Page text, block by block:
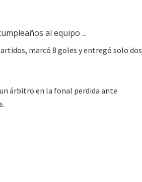
marcó 8 goles y entregó solo dos
árbitro en la fonal perdida ante